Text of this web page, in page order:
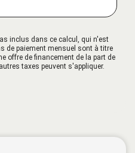
inclus dans ce calcul, qui n'est
de paiement mensuel sont à titre
offre de financement de la part de
taxes peuvent s'appliquer.